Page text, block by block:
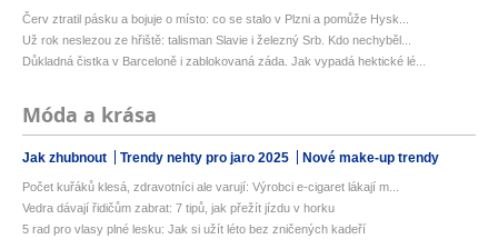
Červ ztratil pásku a bojuje o místo: co se stalo v Plzni a pomůže Hysk...
Už rok neslezou ze hřiště: talisman Slavie i železný Srb. Kdo nechyběl...
Důkladná čistka v Barceloně i zablokovaná záda. Jak vypadá hektické lé...
Móda a krása
Jak zhubnout Trendy nehty pro jaro 2025 Nové make-up trendy
Počet kuřáků klesá, zdravotníci ale varují: Výrobci e-cigaret lákají m...
Vedra dávají řidičům zabrat: 7 tipů, jak přežít jízdu v horku
5 rad pro vlasy plné lesku: Jak si užít léto bez zničených kadeří